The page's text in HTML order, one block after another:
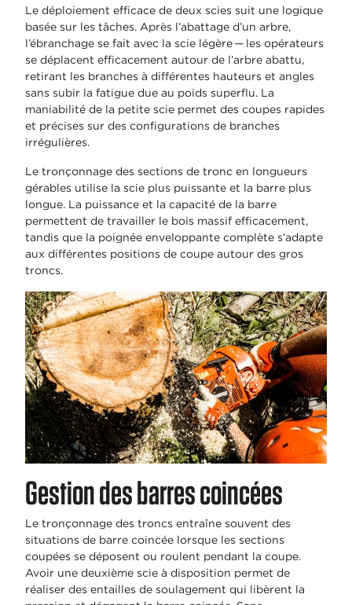
Le déploiement efficace de deux scies suit une logique
basée sur les tâches. Après l’abattage d’un arbre,
l’ébranchage se fait avec la scie légère — les opérateurs
se déplacent efficacement autour de l’arbre abattu,
retirant les branches à différentes hauteurs et angles
sans subir la fatigue due au poids superflu. La
maniabilité de la petite scie permet des coupes rapides
et précises sur des configurations de branches
irrégulières.
Le tronçonnage des sections de tronc en longueurs
gérables utilise la scie plus puissante et la barre plus
longue. La puissance et la capacité de la barre
permettent de travailler le bois massif efficacement,
tandis que la poignée enveloppante complète s’adapte
aux différentes positions de coupe autour des gros
troncs.
Gestion des barres coincées
Le tronçonnage des troncs entraîne souvent des
situations de barre coincée lorsque les sections
coupées se déposent ou roulent pendant la coupe.
Avoir une deuxième scie à disposition permet de
réaliser des entailles de soulagement qui libèrent la